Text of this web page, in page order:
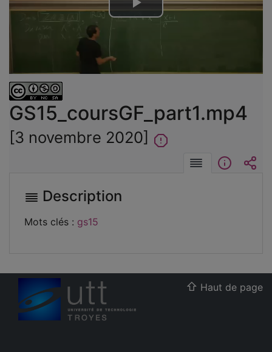
Lire
vidéo
GS15_coursGF_part1.mp4
[3 novembre 2020]
Description
Description
Mots clés : gs15
Haut de page